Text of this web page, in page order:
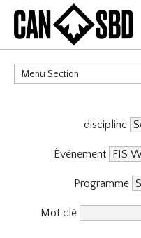
Menu Section
Événements & Compétitions
discipline
Événement
Programme
Mot clé